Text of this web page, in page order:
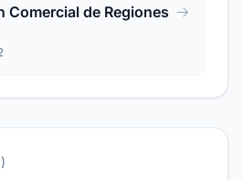
Comercial de Regiones